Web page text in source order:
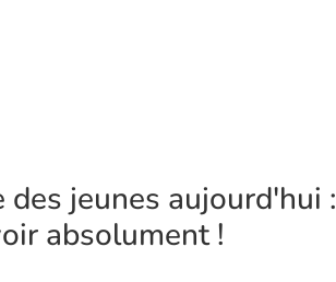
jeunes aujourd'hui :
absolument !